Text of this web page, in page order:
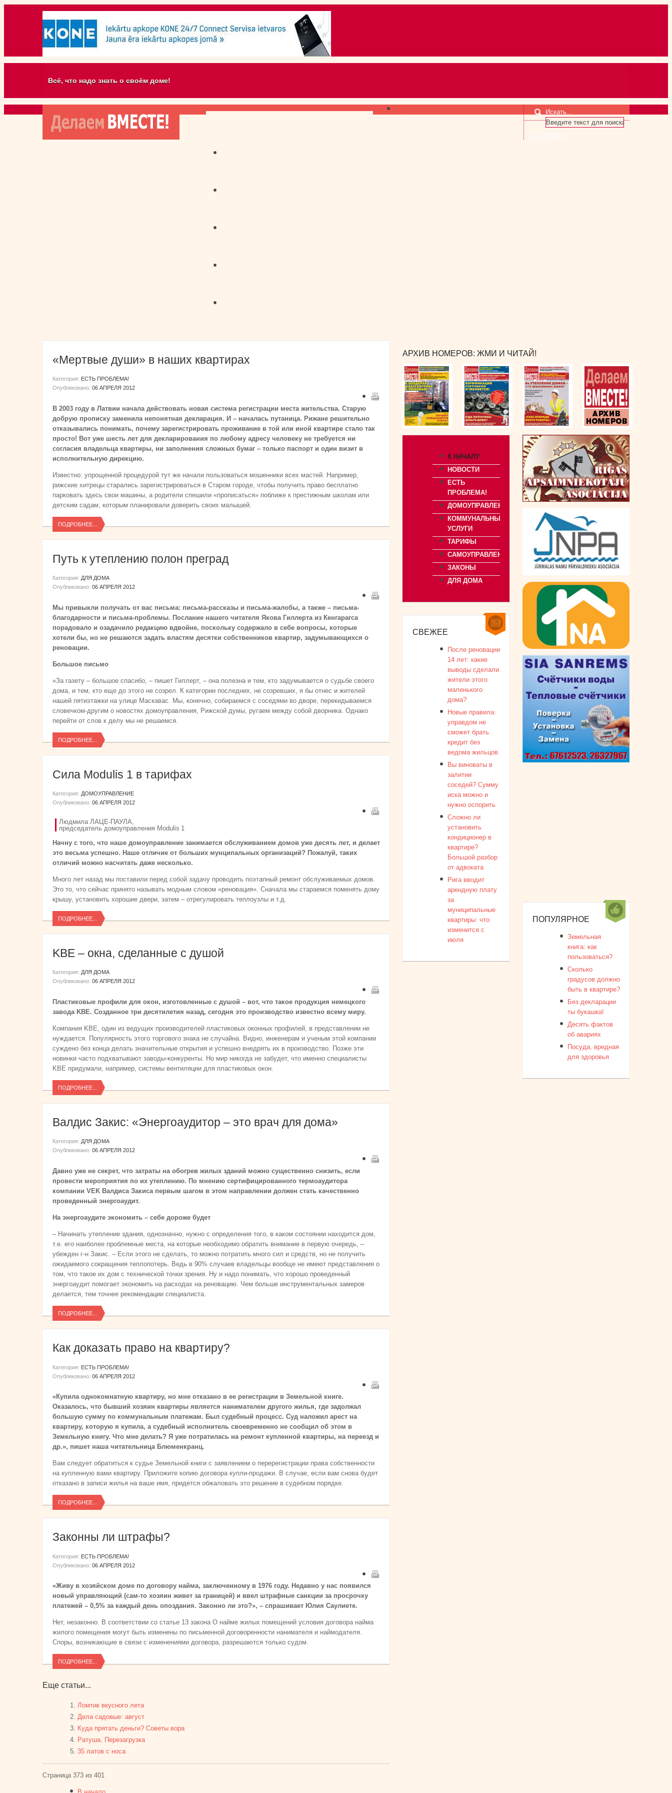
Всё, что надо знать о своём доме!
Искать...
«Мертвые души» в наших квартирах
Категория: ЕСТЬ ПРОБЛЕМА!
Опубликовано: 06 АПРЕЛЯ 2012
В 2003 году в Латвии начала действовать новая система регистрации места жительства. Старую
добрую прописку заменила непонятная декларация. И – началась путаница. Рижане решительно
отказывались понимать, почему зарегистрировать проживание в той или иной квартире стало так
просто! Вот уже шесть лет для декларирования по любому адресу человеку не требуется ни
согласия владельца квартиры, ни заполнения сложных бумаг – только паспорт и один визит в
исполнительную дирекцию.
Известно: упрощенной процедурой тут же начали пользоваться мошенники всех мастей. Например,
рижские хитрецы старались зарегистрироваться в Старом городе, чтобы получить право бесплатно
парковать здесь свои машины, а родители спешили «прописаться» поближе к престижным школам или
детским садам, которым планировали доверить своих малышей.
ПОДРОБНЕЕ...
Путь к утеплению полон преград
Категория: ДЛЯ ДОМА
Опубликовано: 06 АПРЕЛЯ 2012
Мы привыкли получать от вас письма: письма-рассказы и письма-жалобы, а также – письма-
благодарности и письма-проблемы. Послание нашего читателя Якова Гиллерта из Кенгарагса
порадовало и озадачило редакцию вдвойне, поскольку содержало в себе вопросы, которые
хотели бы, но не решаются задать властям десятки собственников квартир, задумывающихся о
реновации.
Большое письмо
«За газету – большое спасибо, – пишет Гиллерт, – она полезна и тем, кто задумывается о судьбе своего
дома, и тем, кто еще до этого не созрел. К категории последних, не созревших, я бы отнес и жителей
нашей пятиэтажки на улице Маскавас. Мы, конечно, собираемся с соседями во дворе, перекидываемся
словечком-другим о новостях домоуправления, Рижской думы, ругаем между собой дворника. Однако
перейти от слов к делу мы не решаемся.
ПОДРОБНЕЕ...
Сила Modulis 1 в тарифах
Категория: ДОМОУПРАВЛЕНИЕ
Опубликовано: 06 АПРЕЛЯ 2012
Людмила ЛАЦЕ-ПАУЛА,
председатель домоуправления Modulis 1
Начну с того, что наше домоуправление занимается обслуживанием домов уже десять лет, и делает
это весьма успешно. Наше отличие от больших мунципальных организаций? Пожалуй, таких
отличий можно насчитать даже несколько.
Много лет назад мы поставили перед собой задачу проводить поэтапный ремонт обслуживаемых домов.
Это то, что сейчас принято называть модным словом «реновация». Сначала мы стараемся поменять дому
крышу, установить хорошие двери, затем – отрегулировать теплоузлы и т.д.
ПОДРОБНЕЕ...
KBE – окна, сделанные с душой
Категория: ДЛЯ ДОМА
Опубликовано: 06 АПРЕЛЯ 2012
Пластиковые профили для окон, изготовленные с душой – вот, что такое продукция немецкого
завода KBE. Созданное три десятилетия назад, сегодня это производство известно всему миру.
Компания KBE, один из ведущих производителей пластиковых оконных профилей, в представлении не
нуждается. Популярность этого торгового знака не случайна. Видно, инженерам и ученым этой компании
суждено без конца делать значительные открытия и успешно внедрять их в производство. Позже эти
новинки часто подхватывают заводы-конкуренты. Но мир никогда не забудет, что именно специалисты
KBE придумали, например, системы вентиляции для пластиковых окон.
ПОДРОБНЕЕ...
Валдис Закис: «Энергоаудитор – это врач для дома»
Категория: ДЛЯ ДОМА
Опубликовано: 06 АПРЕЛЯ 2012
Давно уже не секрет, что затраты на обогрев жилых зданий можно существенно снизить, если
провести мероприятия по их утеплению. По мнению сертифицированного термоаудитора
компании VEK Валдиса Закиса первым шагом в этом направлении должен стать качественно
проведенный энергоаудит.
На энергоаудите экономить – себе дороже будет
– Начинать утепление здания, однозначно, нужно с определения того, в каком состоянии находится дом,
т.е. его наиболее проблемные места, на которые необходимо обратить внимание в первую очередь, –
убежден г-н Закис. – Если этого не сделать, то можно потратить много сил и средств, но не получить
ожидаемого сокращения теплопотерь. Ведь в 90% случаев владельцы вообще не имеют представления о
том, что такое их дом с технической точки зрения. Ну и надо понимать, что хорошо проведенный
энергоаудит помогает экономить на расходах на реновацию. Чем больше инструментальных замеров
делается, тем точнее рекомендации специалиста.
ПОДРОБНЕЕ...
Как доказать право на квартиру?
Категория: ЕСТЬ ПРОБЛЕМА!
Опубликовано: 06 АПРЕЛЯ 2012
«Купила однокомнатную квартиру, но мне отказано в ее регистрации в Земельной книге.
Оказалось, что бывший хозяин квартиры является нанимателем другого жилья, где задолжал
большую сумму по коммунальным платежам. Был судебный процесс. Суд наложил арест на
квартиру, которую я купила, а судебный исполнитель своевременно не сообщил об этом в
Земельную книгу. Что мне делать? Я уже потратилась на ремонт купленной квартиры, на переезд и
др.», пишет наша читательница Блюменкранц.
Вам следует обратиться к судье Земельной книги с заявлением о перерегистрации права собственности
на купленную вами квартиру. Приложите копию договора купли-продажи. В случае, если вам снова будет
отказано в записи жилья на ваше имя, придется обжаловать это решение в судебном порядке.
ПОДРОБНЕЕ...
Законны ли штрафы?
Категория: ЕСТЬ ПРОБЛЕМА!
Опубликовано: 06 АПРЕЛЯ 2012
«Живу в хозяйском доме по договору найма, заключенному в 1976 году. Недавно у нас появился
новый управляющий (сам-то хозяин живет за границей) и ввел штрафные санкции за просрочку
платежей – 0,5% за каждый день опоздания. Законно ли это?», – спрашивает Юлия Саулиете.
Нет, незаконно. В соответствии со статье 13 закона О найме жилых помещений условия договора найма
жилого помещения могут быть изменены по письменной договоренности нанимателя и наймодателя.
Споры, возникающие в связи с изменениями договора, разрешаются только судом.
ПОДРОБНЕЕ...
Еще статьи...
Ломтик вкусного лета
Дела садовые: август
Куда прятать деньги? Советы вора
Ратуша. Перезагрузка
35 латов с носа
Страница 373 из 401
АРХИВ НОМЕРОВ: ЖМИ И ЧИТАЙ!
К НАЧАЛУ
НОВОСТИ
ЕСТЬ
ПРОБЛЕМА!
ДОМОУПРАВЛЕНИЕ
КОММУНАЛЬНЫЕ
УСЛУГИ
ТАРИФЫ
САМОУПРАВЛЕНИЯ
ЗАКОНЫ
ДЛЯ ДОМА
СВЕЖЕЕ
После реновации
14 лет: какие
выводы сделали
жители этого
маленького
дома?
Новые правила:
управдом не
сможет брать
кредит без
ведома жильцов
Вы виноваты в
залитии
соседей? Сумму
иска можно и
нужно оспорить
Сложно ли
установить
кондиционер в
квартире?
Большой разбор
от адвоката
Рига вводит
арендную плату
за
муниципальные
квартиры: что
изменится с
июля
ПОПУЛЯРНОЕ
Земельная
книга: как
пользоваться?
Сколько
градусов должно
быть в квартире?
Без декларации
ты букашка!
Десять фактов
об авариях
Посуда, вредная
для здоровья